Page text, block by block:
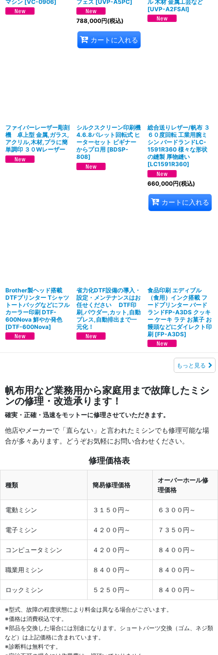
マシン [VC-0906] フェス [UVP-A5PC]
788,000円(税込)
カートに入れる
ル 木材 金属工芸など
[UVP-A2FSAI]
ファイバーレーザー彫刻
機 卓上型 金属,ガラス,
アクリル,木材,プラに簡
単調印 ３０Wレーザー
シルクスクリーン印刷機
4.6.8パレット回転式 ヒ
ーターセット ビギナー
からプロ用 [BDSP-
808]
総合送りレザー/帆布 ３
６０度回転 工業用腕ミ
シン バードランドLC-
1591R360 様々な形状
の縫製 厚物縫い
[LC1591R360]
660,000円(税込)
カートに入れる
Brother製ヘッド搭載
DTFプリンター Tシャツ
トートバッグなどにフル
カーラー印刷 DTF-
600Nova 鮮やか発色
[DTF-600Nova]
省力化DTF設備の導入・
設定・メンテナンスはお
任せください DTF印
刷,パウダー,カット,自動
プレス,自動排出まで一
元化！
食品印刷 エディブル
（食用）インク搭載 フ
ードプリンター バード
ランドFP-A3DS クッキ
ー ケーキ ラテ お菓子 お
饅頭などにダイレクト印
刷 [FP-A3DS]
もっと見る
帆布用など業務用から家庭用まで故障したミシ
ンの修理・改造承ります！
確実・正確・迅速をモットーに修理させていただきます。
他店やメーカーで「直らない」と言われたミシンでも修理可能な場
合が多々あります。どうぞお気軽にお問い合わせください。
修理価格表
種類 簡易修理価格
オーバーホール修
理価格
電動ミシン ３１５０円～ ６３００円～
電子ミシン ４２００円～ ７３５０円～
コンピュータミシン ４２００円～ ８４００円～
職業用ミシン ８４００円～ ８４００円～
ロックミシン ５２５０円～ ８４００円～
※型式、故障の程度状態により料金は異なる場合がございます。
※価格は消費税込です。
※部品を交換した場合には別途になります。ショートパーツ交換（ゴム、ネジ類
など）は上記価格に含まれています。
※診断料は無料です。